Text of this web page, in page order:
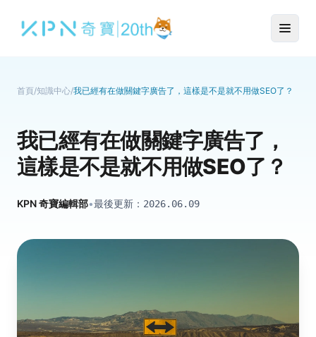
首頁/知識中心/我已經有在做關鍵字廣告了，這樣是不是就不用做SEO了？
我已經有在做關鍵字廣告了，
這樣是不是就不用做SEO了？
KPN 奇寶編輯部•最後更新： 2026.06.09